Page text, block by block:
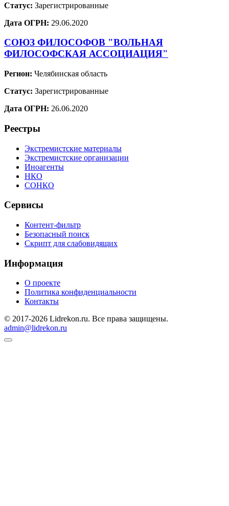
Статус: Зарегистрированные
Дата ОГРН: 29.06.2020
СОЮЗ ФИЛОСОФОВ "ВОЛЬНАЯ
ФИЛОСОФСКАЯ АССОЦИАЦИЯ"
Регион: Челябинская область
Статус: Зарегистрированные
Дата ОГРН: 26.06.2020
Реестры
Экстремистские материалы
Экстремистские организации
Иноагенты
НКО
СОНКО
Сервисы
Контент-фильтр
Безопасный поиск
Скрипт для слабовидящих
Информация
О проекте
Политика конфиденциальности
Контакты
© 2017-2026 Lidrekon.ru. Все права защищены.
admin@lidrekon.ru